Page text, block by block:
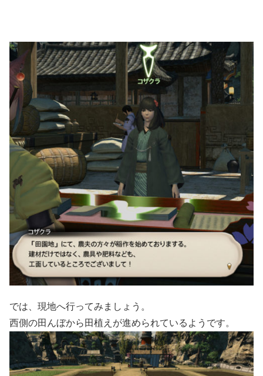
では、現地へ行ってみましょう。
西側の田んぼから田植えが進められているようです。